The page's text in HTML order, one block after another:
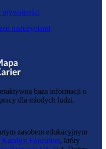
baza informacji o
dla młodych ludzi.
prywatności
nadużyciami
zasobem edukacyjnym
Katalyst Education, który